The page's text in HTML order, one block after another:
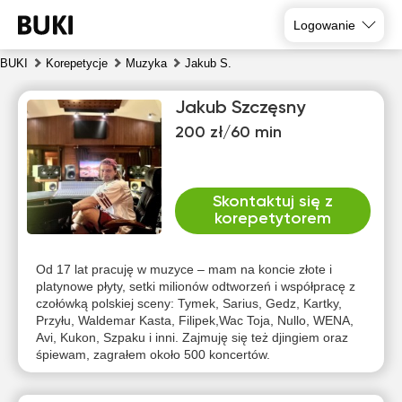
Logowanie
BUKI Korepetycje Muzyka Jakub S.
Jakub Szczęsny
200 zł/60 min
Skontaktuj się z
korepetytorem
Od 17 lat pracuję w muzyce – mam na koncie złote i
platynowe płyty, setki milionów odtworzeń i współpracę z
czołówką polskiej sceny: Tymek, Sarius, Gedz, Kartky,
Przyłu, Waldemar Kasta, Filipek,Wac Toja, Nullo, WENA,
Avi, Kukon, Szpaku i inni. Zajmuję się też djingiem oraz
śpiewam, zagrałem około 500 koncertów.
7
8
9
10
11
17:30
18:00
12:00
12:30
12:00
12:30
Brak
dostępnych
terminów
Brak
dostępnych
terminów
Brak
dostępnych
terminów